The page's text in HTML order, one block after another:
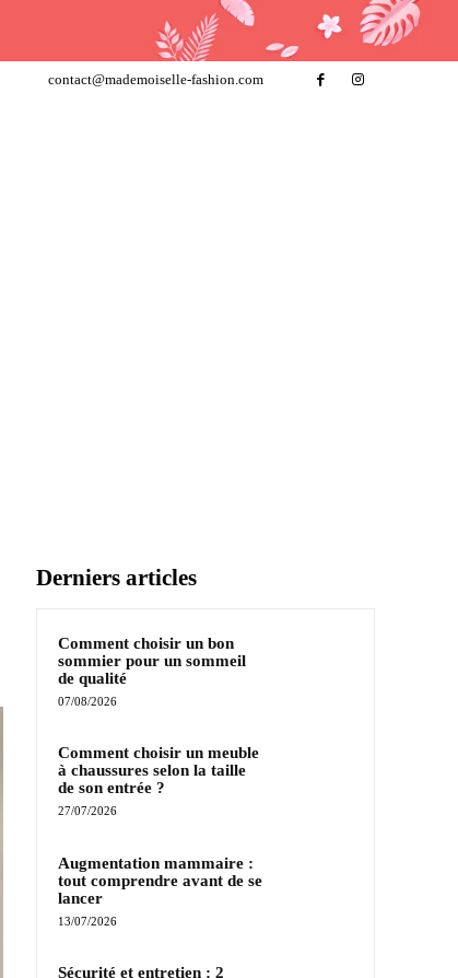
contact@mademoiselle-fashion.com
Derniers articles
Comment choisir un bon
sommier pour un sommeil
de qualité
07/08/2026
Comment choisir un meuble
à chaussures selon la taille
de son entrée ?
27/07/2026
Augmentation mammaire :
tout comprendre avant de se
lancer
13/07/2026
Sécurité et entretien : 2